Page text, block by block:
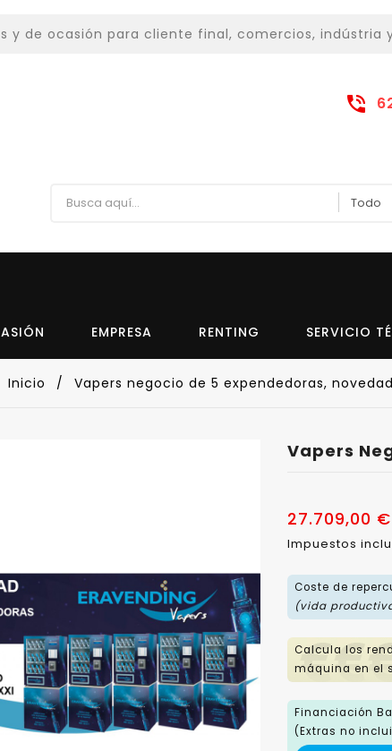
y de ocasión para cliente final, comercios, indústria
EMPRESA RENTING SERVICIO
Inicio Vapers negocio de 5 expendedoras, novedad
Vapers
27.709,00 €
Impuestos
Coste de
(vida
Calcula los
máquina en el
Financiación
(Extras no